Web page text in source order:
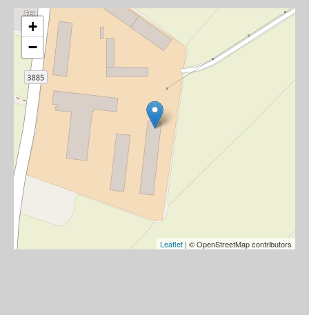
+
−
Leaflet | © OpenStreetMap contributors